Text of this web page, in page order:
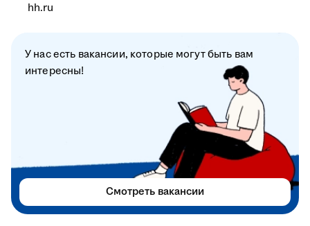
hh.ru
У нас есть вакансии, которые могут быть вам
интересны!
Смотреть вакансии